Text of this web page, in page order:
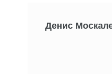
Денис